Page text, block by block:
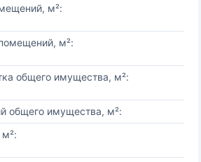
м²:
м²:
общего имущества, м²:
общего имущества, м²: